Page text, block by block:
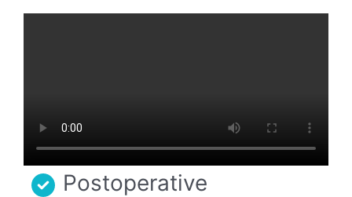
Postoperative